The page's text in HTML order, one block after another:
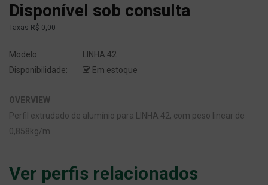
Disponível sob consulta
Taxas R$ 0,00
Modelo:
LINHA 42
Disponibilidade:
Em estoque
OVERVIEW
Perfil extrudado de alumínio para LINHA 42, com peso linear de
0,858kg/m.
Ver perfis relacionados